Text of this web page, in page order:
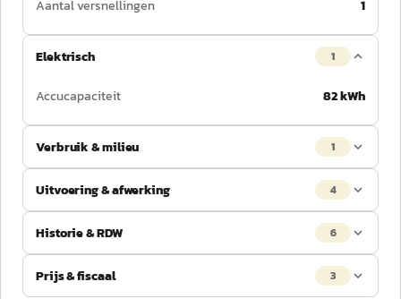
Aantal versnellingen
1
Elektrisch 1
Accucapaciteit 82 kWh
Verbruik & milieu 1
Uitvoering & afwerking 4
Historie & RDW 6
Prijs & fiscaal 3